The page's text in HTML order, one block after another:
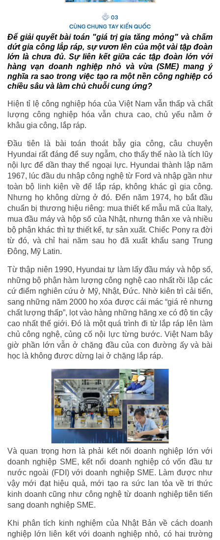
Để giải quyết bài toán "giá trị gia tăng mỏng" và chấm
dứt gia công lắp ráp, sự vươn lên của một vài tập đoàn
lớn là chưa đủ. Sự liên kết giữa các tập đoàn lớn với
hàng vạn doanh nghiệp nhỏ và vừa (SME) mang ý
nghĩa ra sao trong việc tạo ra một nền công nghiệp có
chiều sâu và làm chủ chuỗi cung ứng?
Hiện tỉ lệ công nghiệp hóa của Việt Nam vẫn thấp và chất
lượng công nghiệp hóa vẫn chưa cao, chủ yếu nằm ở
khâu gia công, lắp ráp.
Đầu tiên là bài toán thoát bẫy gia công, câu chuyện
Hyundai rất đáng để suy ngẫm, cho thấy thế nào là tích lũy
nội lực để dần thay thế ngoại lực. Hyundai thành lập năm
1967, lúc đầu du nhập công nghệ từ Ford và nhập gần như
toàn bộ linh kiện về để lắp ráp, không khác gì gia công.
Nhưng họ không dừng ở đó. Đến năm 1974, họ bắt đầu
chuẩn bị thương hiệu riêng: mua thiết kế mẫu mã của Italy,
mua đầu máy và hộp số của Nhật, nhưng thân xe và nhiều
bộ phận khác thì tự thiết kế, tự sản xuất. Chiếc Pony ra đời
từ đó, và chỉ hai năm sau họ đã xuất khẩu sang Trung
Đông, Mỹ Latin.
Từ thập niên 1990, Hyundai tự làm lấy đầu máy và hộp số,
những bộ phận hàm lượng công nghệ cao nhất rồi lập các
cứ điểm nghiên cứu ở Mỹ, Nhật, Đức. Nhờ kiên trì cải tiến,
sang những năm 2000 họ xóa được cái mác “giá rẻ nhưng
chất lượng thấp”, lọt vào hàng những hãng xe có độ tin cậy
cao nhất thế giới. Đó là một quá trình đi từ lắp ráp lên làm
chủ công nghệ, củng cố nội lực từng bước. Việt Nam bây
giờ phần lớn vẫn ở chặng đầu của con đường ấy và bài
học là không được dừng lại ở chặng lắp ráp.
Và quan trọng hơn là phải kết nối doanh nghiệp lớn với
doanh nghiệp SME, kết nối doanh nghiệp có vốn đầu tư
nước ngoài (FDI) với doanh nghiệp SME. Làm được như
vậy mới đạt hiệu quả, mới tạo ra sức lan tỏa về tri thức
kinh doanh cũng như công nghệ từ doanh nghiệp tiên tiến
sang doanh nghiệp SME.
Khi phân tích kinh nghiệm của Nhật Bản về cách doanh
nghiệp lớn liên kết với doanh nghiệp nhỏ, có hai trường